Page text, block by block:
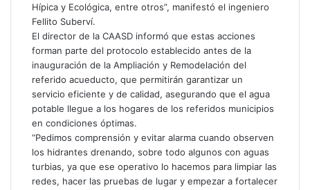
Hípica y Ecológica, entre otros”, manifestó el ingeniero
Fellito Suberví.
El director de la CAASD informó que estas acciones
forman parte del protocolo establecido antes de la
inauguración de la Ampliación y Remodelación del
referido acueducto, que permitirán garantizar un
servicio eficiente y de calidad, asegurando que el agua
potable llegue a los hogares de los referidos municipios
en condiciones óptimas.
“Pedimos comprensión y evitar alarma cuando observen
los hidrantes drenando, sobre todo algunos con aguas
turbias, ya que ese operativo lo hacemos para limpiar las
redes, hacer las pruebas de lugar y empezar a fortalecer